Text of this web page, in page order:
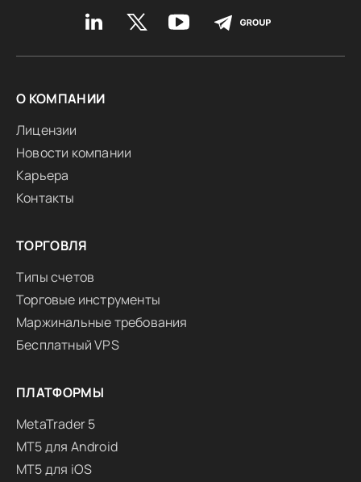
О КОМПАНИИ
Лицензии
Новости компании
Карьера
Контакты
ТОРГОВЛЯ
Типы счетов
Торговые инструменты
Маржинальные требования
Бесплатный VPS
ПЛАТФОРМЫ
MetaTrader 5
MT5 для Android
MT5 для iOS